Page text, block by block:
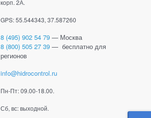
корп. 2А.
GPS: 55.544343, 37.587260
8 (495) 902 54 79 — Москва
8 (800) 505 27 39 — бесплатно для
регионов
info@hidrocontrol.ru
Пн-Пт: 09.00-18.00.
Сб, вс: выходной.